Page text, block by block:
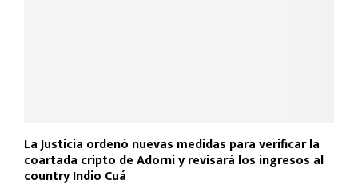
La Justicia ordenó nuevas medidas para verificar la
coartada cripto de Adorni y revisará los ingresos al
country Indio Cuá